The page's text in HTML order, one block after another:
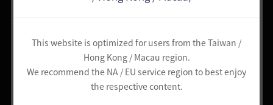
This website is optimized for users from the Taiwan /
Hong Kong / Macau region.
We recommend the NA / EU service region to best enjoy
the respective content.
每當進行向線上所有冒險家發送訊息的伺服器聊天時，
將消耗能量「1」。